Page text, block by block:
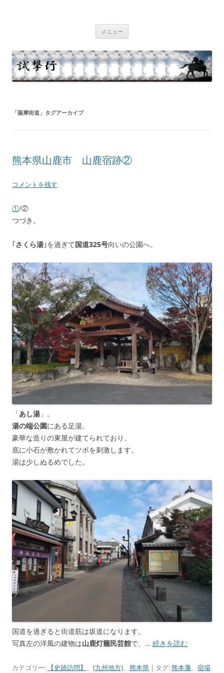
キ
ッ
プ
メニュー
「薩摩街道 」タグアーカイブ
熊本県山鹿市 山鹿宿跡②
コメントを残す
①/②
つづき。
｢さくら湯 ｣を過ぎて国道325号向いの公園へ。
「あし湯 」。
湯の端公園にある足湯。
豪華な造りの東屋が建てられており、
底に小石が敷かれてツボを刺激します。
湯は少しぬるめでした。
国道を過ぎると街道筋は坂道になります。
写真左の洋風の建物は山鹿灯籠民芸館で、… 続きを読む
カテゴリー: 【史跡訪問】 、 [九州地方]、 熊本県 | タグ:熊本藩、 宿場